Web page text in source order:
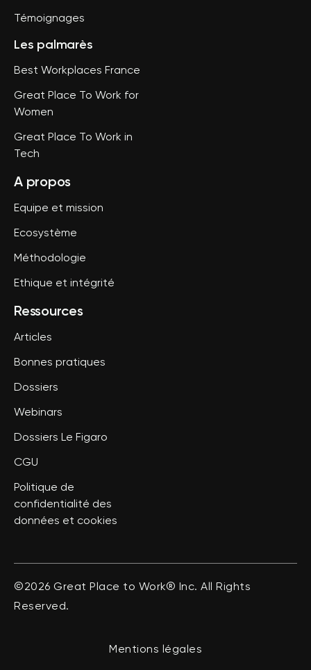
Témoignages
Les palmarès
Best Workplaces France
Great Place To Work for
Women
Great Place To Work in
Tech
A propos
Equipe et mission
Ecosystème
Méthodologie
Ethique et intégrité
Ressources
Articles
Bonnes pratiques
Dossiers
Webinars
Dossiers Le Figaro
CGU
Politique de
confidentialité des
données et cookies
©2026 Great Place to Work® Inc. All Rights
Reserved.
Mentions légales